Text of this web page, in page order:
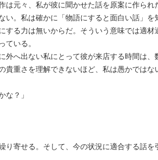
は元々、私が彼に聞かせた話を原案に作られ
い。私は確かに「物語にすると面白い話」を
する力は無いからだ。そういう意味では適
ている。
外へ出ない私にとって彼が来店する時間は、
貴重さを理解できないほど、私は愚かではな
な？」
り寄せる。そして、今の状況に適合する話を